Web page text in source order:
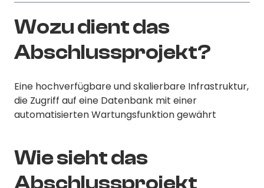
Wozu dient das
Abschlussprojekt?
Eine hochverfügbare und skalierbare Infrastruktur,
die Zugriff auf eine Datenbank mit einer
automatisierten Wartungsfunktion gewährt
Wie sieht das
Abschlussprojekt